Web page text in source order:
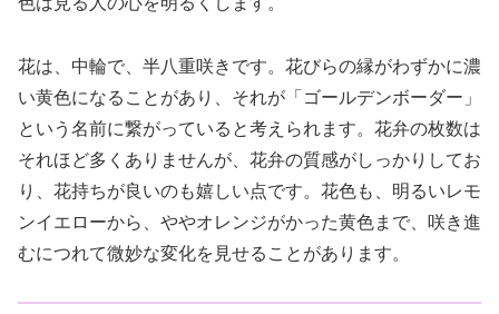
花は、中輪で、半八重咲きです。花びらの縁がわずかに濃
い黄色になることがあり、それが「ゴールデンボーダー」
という名前に繋がっていると考えられます。花弁の枚数は
それほど多くありませんが、花弁の質感がしっかりしてお
り、花持ちが良いのも嬉しい点です。花色も、明るいレモ
ンイエローから、ややオレンジがかった黄色まで、咲き進
むにつれて微妙な変化を見せることがあります。